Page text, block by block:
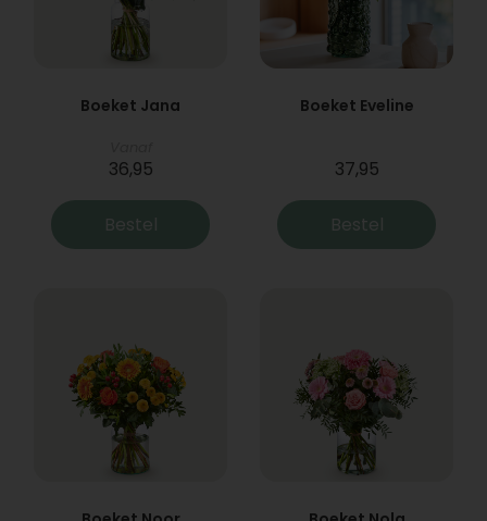
Boeket Jana
36,95
Bestel
Boeket Eveline
37,95
Bestel